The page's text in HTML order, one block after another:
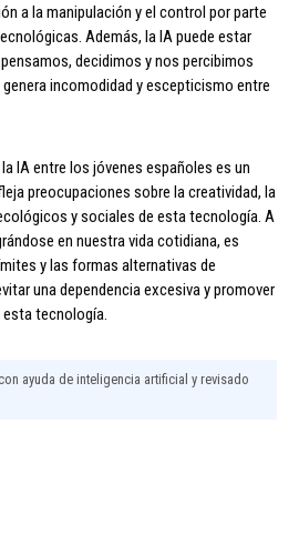
a la manipulación y el control por parte
Además, la IA puede estar
decidimos y nos percibimos
incomodidad y escepticismo entre
IA entre los jóvenes españoles es un
preocupaciones sobre la creatividad, la
y sociales de esta tecnología. A
en nuestra vida cotidiana, es
y las formas alternativas de
una dependencia excesiva y promover
tecnología.
ayuda de inteligencia artificial y revisado